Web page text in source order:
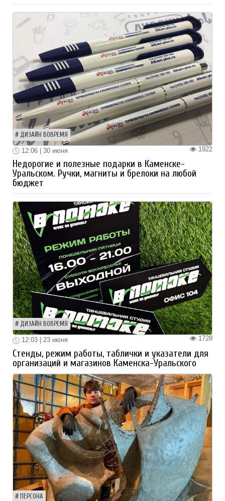
ДИЗАЙН ВОВРЕМЯ
1922
12:06 | 30 июня
Недорогие и полезные подарки в Каменске-
Уральском. Ручки, магниты и брелоки на любой
бюджет
ДИЗАЙН ВОВРЕМЯ
1728
12:03 | 23 июня
Стенды, режим работы, таблички и указатели для
организаций и магазинов Каменска-Уральского
ПЕРСОНА